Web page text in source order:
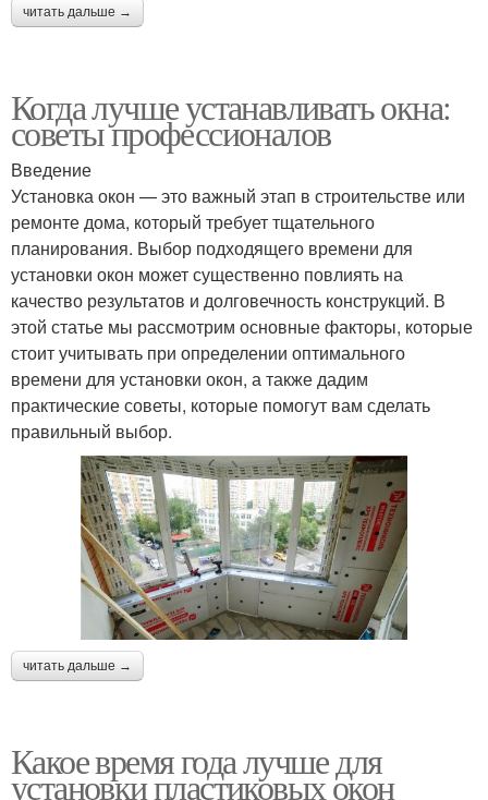
читать дальше →
Когда лучше устанавливать окна:
советы профессионалов
Введение
Установка окон — это важный этап в строительстве или
ремонте дома, который требует тщательного
планирования. Выбор подходящего времени для
установки окон может существенно повлиять на
качество результатов и долговечность конструкций. В
этой статье мы рассмотрим основные факторы, которые
стоит учитывать при определении оптимального
времени для установки окон, а также дадим
практические советы, которые помогут вам сделать
правильный выбор.
читать дальше →
Какое время года лучше для
установки пластиковых окон